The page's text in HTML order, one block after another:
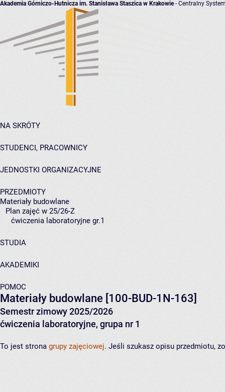
Akademia Górniczo-Hutnicza im. Stanisława Staszica w Krakowie- Centralny
NA SKRÓTY
STUDENCI, PRACOWNICY
JEDNOSTKI ORGANIZACYJNE
PRZEDMIOTY
Materiały budowlane
Plan zajęć w 25/26-Z
ćwiczenia laboratoryjne gr.1
STUDIA
AKADEMIKI
POMOC
Materiały budowlane [100-BUD-1N-163]
Semestr zimowy 2025/2026
ćwiczenia laboratoryjne, grupa nr 1
To jest strona grupy zajęciowej. Jeśli szukasz opisu przedmiotu,